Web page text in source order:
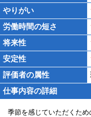
やりがい
労働時間の短さ
将来性
安定性
評価者の属性
仕事内容の詳細
季節を感じていただくた